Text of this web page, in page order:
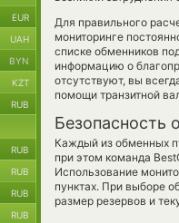
Для правильного
мониторинге
списке обменников
информацию о
отсутствуют, вы
помощи транзитной
Безопасность
Каждый из обменных
при этом команда
Использование
пунктах. При выборе
размер резервов и
EUR
UAH
BYN
KZT
RUB
RUB
RUB
RUB
RUB